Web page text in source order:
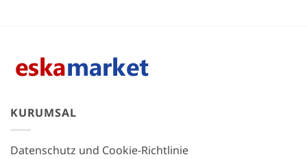
KURUMSAL
Datenschutz und Cookie-Richtlinie